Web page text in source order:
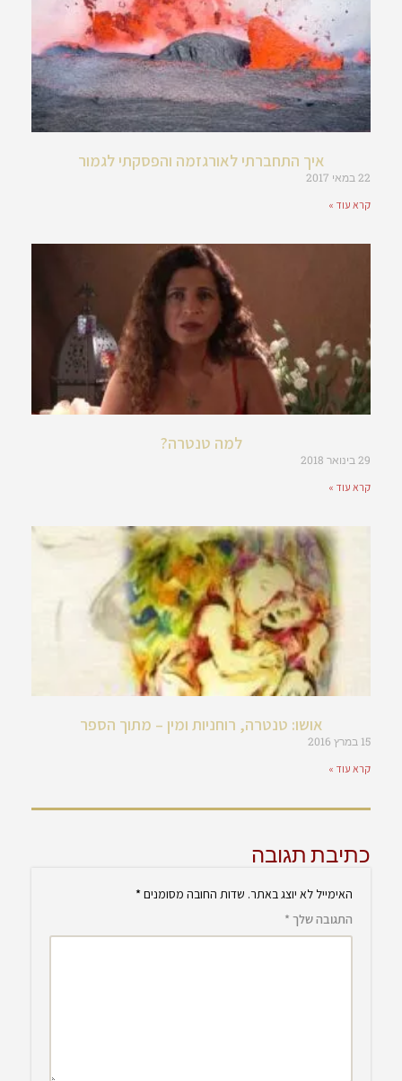
איך התחברתי לאורגזמה והפסקתי לגמור
22 במאי 2017
קרא עוד »
למה טנטרה?
29 בינואר 2018
קרא עוד »
אושו: טנטרה, רוחניות ומין – מתוך הספר
15 במרץ 2016
קרא עוד »
כתיבת תגובה
האימייל לא יוצג באתר. שדות החובה מסומנים*
התגובה שלך *